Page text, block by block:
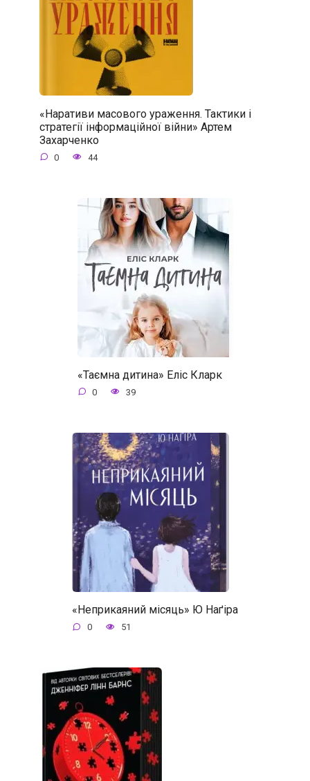
«Наративи масового ураження. Тактики і
стратегії інформаційної війни» Артем
Захарченко
0 44
«Таємна дитина» Еліс Кларк
0 39
«Неприкаяний місяць» Ю Наґіра
0 51